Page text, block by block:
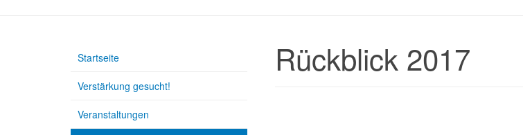
Rückblick 2017
Startseite
Verstärkung gesucht!
Veranstaltungen